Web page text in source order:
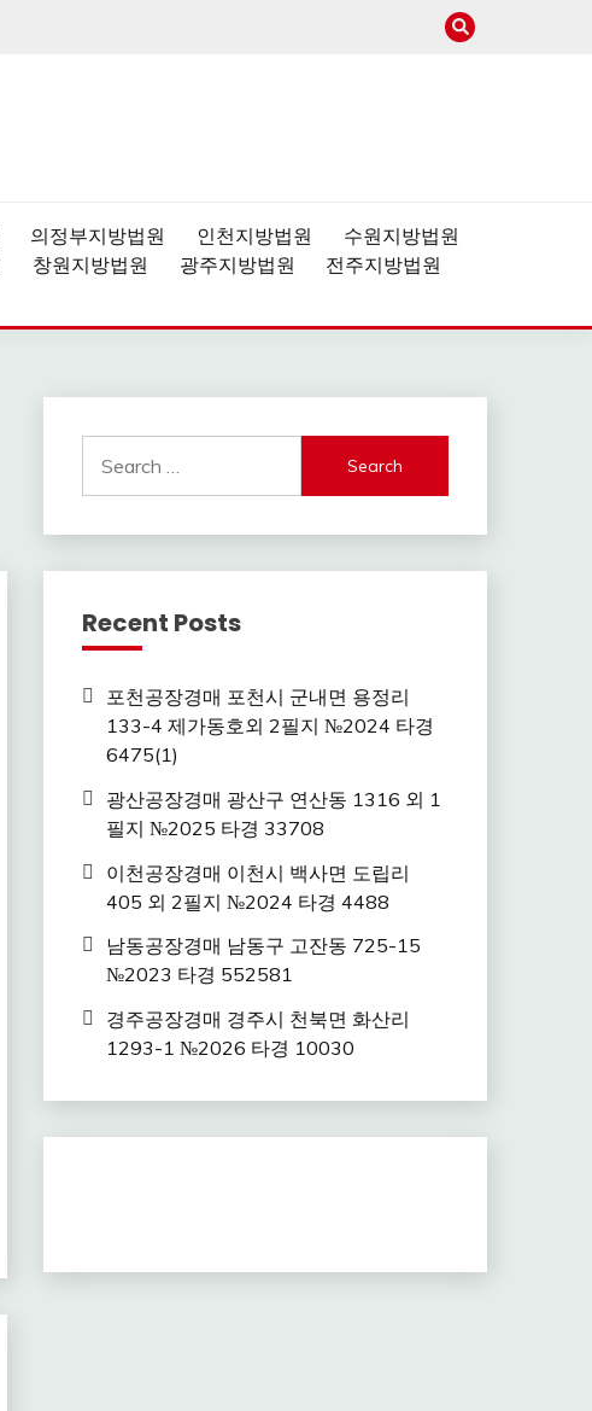
의정부지방법원 인천지방법원
수원지방법원
창원지방법원 광주지방법원
전주지방법원
for:
Recent Posts
포천공장경매 포천시 군내면 용정리
133-4 제가동호외 2필지 №2024 타경
6475(1)
광산공장경매 광산구 연산동 1316 외 1
필지 №2025 타경 33708
이천공장경매 이천시 백사면 도립리
405 외 2필지 №2024 타경 4488
남동공장경매 남동구 고잔동 725-15
№2023 타경 552581
경주공장경매 경주시 천북면 화산리
1293-1 №2026 타경 10030